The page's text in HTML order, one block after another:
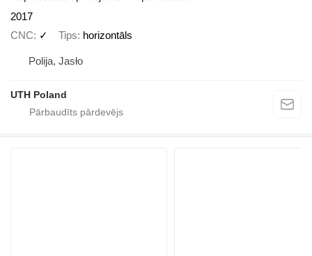
2017
CNC
✓ Tips horizontāls
Polija, Jasło
UTH Poland